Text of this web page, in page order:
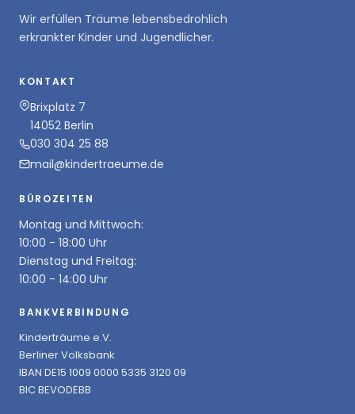
Wir erfüllen Träume lebensbedrohlich
erkrankter Kinder und Jugendlicher.
KONTAKT
Brixplatz 7
14052 Berlin
030 304 25 88
mail@kindertraeume.de
BÜROZEITEN
Montag und Mittwoch:
10:00 - 18:00 Uhr
Dienstag und Freitag:
10:00 - 14:00 Uhr
BANKVERBINDUNG
Kinderträume e.V.
Berliner Volksbank
IBAN DE15 1009 0000 5335 3120 09
BIC BEVODEBB